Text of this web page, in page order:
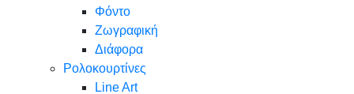
Φόντο
Ζωγραφική
Διάφορα
Ρολοκουρτίνες
Line Art